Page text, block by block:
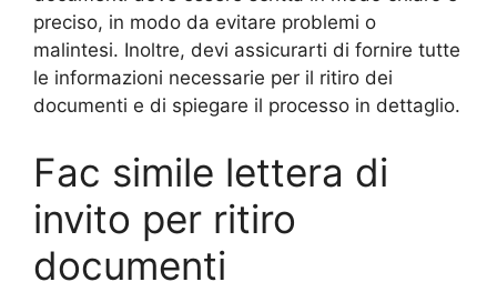
preciso, in modo da evitare problemi o
malintesi. Inoltre, devi assicurarti di fornire tutte
le informazioni necessarie per il ritiro dei
documenti e di spiegare il processo in dettaglio.
Fac simile lettera di
invito per ritiro
documenti